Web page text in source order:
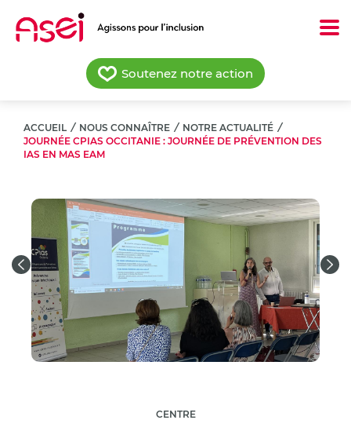
contenu
Soutenez notre action
ACCUEIL / NOUS CONNAÎTRE / NOTRE ACTUALITÉ /
JOURNÉE CPIAS OCCITANIE : JOURNÉE DE PRÉVENTION DES
IAS EN MAS EAM
Previous
CENTRE